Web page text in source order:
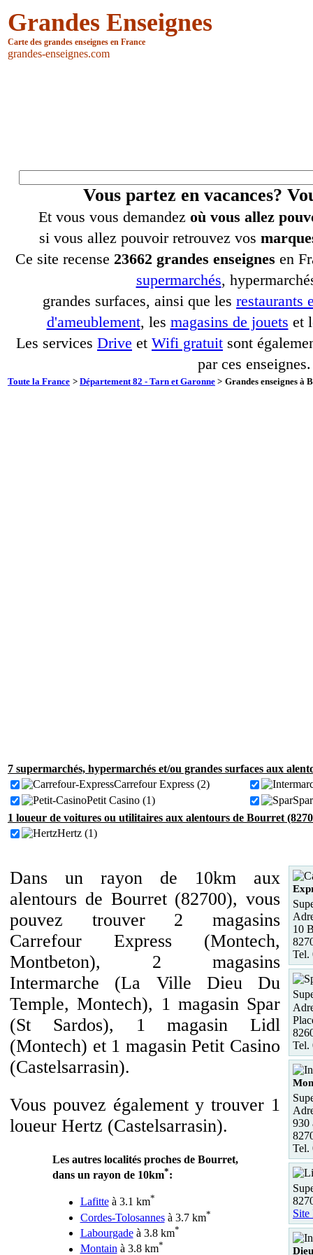
Grandes Enseignes
Carte des grandes enseignes en France
grandes-enseignes.com
Vous partez en vacances?
Et vous vous demandez où vous allez
si vous allez pouvoir retrouvez vos
Ce site recense 23662 grandes enseignes en
supermarchés,
grandes surfaces, ainsi que les restaurants
d'ameublement, les magasins de jouets et
Les services Drive et Wifi gratuit sont
par ces enseignes.
Toute la France > Département 82 - Tarn et Garonne > Grandes enseignes à
7 supermarchés, hypermarchés et/ou grandes surfaces aux
Carrefour Express (2)
Petit Casino (1)
1 loueur de voitures ou utilitaires aux alentours de Bourret
Hertz (1)
Dans un rayon de 10km aux
alentours de Bourret (82700), vous
pouvez trouver 2 magasins
Carrefour Express (Montech,
Montbeton), 2 magasins
Intermarche (La Ville Dieu Du
Temple, Montech), 1 magasin Spar
(St Sardos), 1 magasin Lidl
(Montech) et 1 magasin Petit Casino
(Castelsarrasin).
Vous pouvez également y trouver 1
loueur Hertz (Castelsarrasin).
Les autres localités proches de Bourret,
dans un rayon de 10km*:
Lafitteà 3.1 km*
Cordes-Tolosannesà 3.7 km*
Labourgadeà 3.8 km*
Montainà 3.8 km*
10
Tel.
Tel.
930
Tel.
Site